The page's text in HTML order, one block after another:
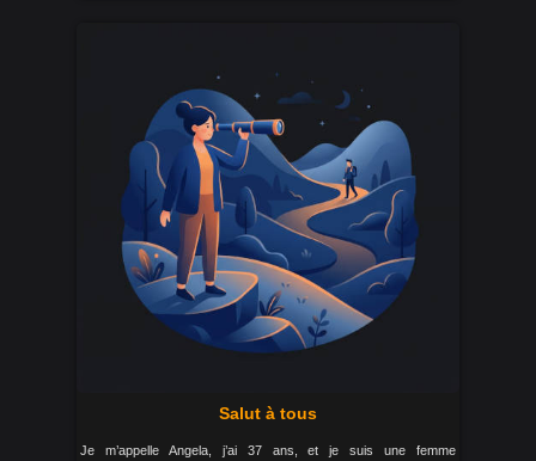
Salut à tous
Je m’appelle Angela, j’ai 37 ans, et je suis une femme